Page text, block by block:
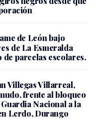
de León bajo
de La Esmeralda
de parcelas escolares.
Villegas Villarreal,
frente al bloqueo
Nacional a la
Lerdo, Durango